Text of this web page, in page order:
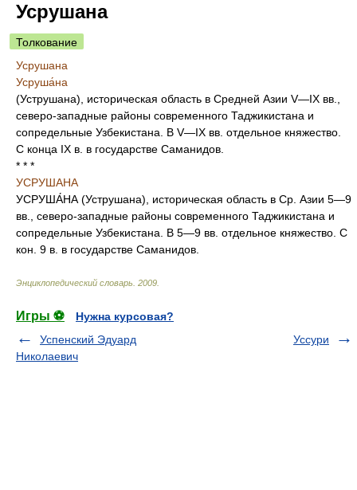
Усрушана
Толкование
Усрушана
Усруша́на
(Уструшана), историческая область в Средней Азии V—IX вв.,
северо-западные районы современного Таджикистана и
сопредельные Узбекистана. В V—IX вв. отдельное княжество.
С конца IX в. в государстве Саманидов.
* * *
УСРУШАНА
УСРУША́НА (Уструшана), историческая область в Ср. Азии 5—9
вв., северо-западные районы современного Таджикистана и
сопредельные Узбекистана. В 5—9 вв. отдельное княжество. С
кон. 9 в. в государстве Саманидов.
Энциклопедический словарь 2009
Игры ⚽
Нужна курсовая?
Успенский Эдуард
Николаевич
Уссури